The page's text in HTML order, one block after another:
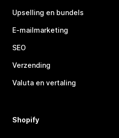
Upselling en bundels
E-mailmarketing
SEO
Verzending
Valuta en vertaling
Shopify